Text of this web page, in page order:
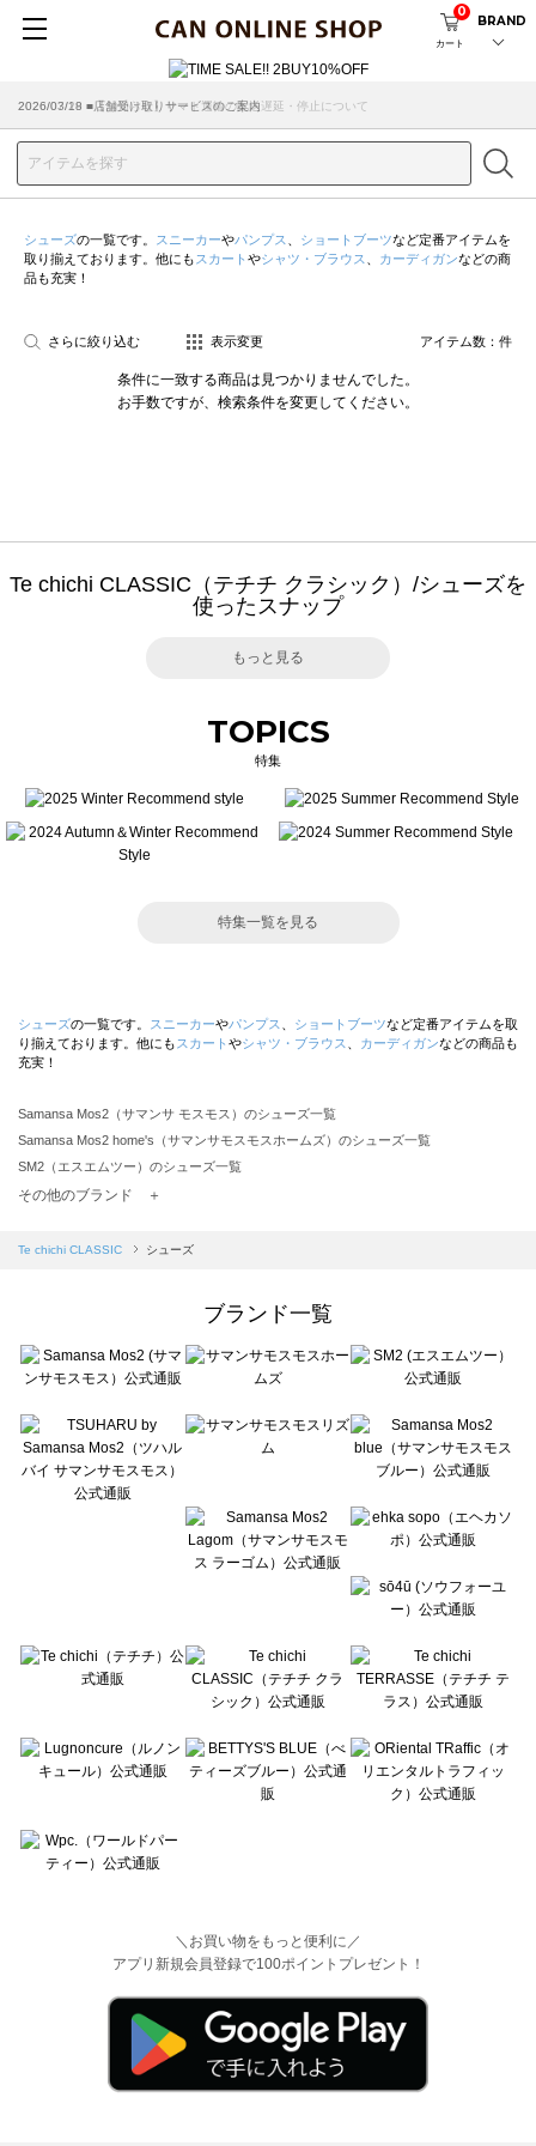
カート
0
BRAND
2026/07/29 ■【お知らせ】ヤマト運輸の配送遅延・停止について
2026/03/18 ■店舗受け取りサービスのご案内
シューズの一覧です。 スニーカーやパンプス ショートブーツなど定番アイテムを
取り揃えております。他にも スカート やシャツ・ブラウス カーディガンなどの商
品も充実！
さらに絞り込む 表示変更 アイテム数： 件
条件に一致する商品は見つかりませんでした。
お手数ですが、検索条件を変更してください。
Te chichi CLASSIC（テチチ クラシック）/シューズを
使ったスナップ
もっと見る
TOPICS
特集
特集一覧を見る
シューズの一覧です。 スニーカーやパンプス ショートブーツなど定番アイテムを取
り揃えております。他にも スカート やシャツ・ブラウス カーディガンなどの商品も
充実！
Samansa Mos2（サマンサ モスモス）のシューズ一覧
Samansa Mos2 home's（サマンサモスモスホームズ）のシューズ一覧
SM2（エスエムツー）のシューズ一覧
TSUHARU by Samansa Mos2（ツハルバイサマンサモスモス）のシューズ一覧
Samansa Mos2 blue（サマンサモスモス ブルー）のシューズ一覧
sō4ū（ソウフォーユー）のシューズ一覧
Te chichi（テチチ）のシューズ一覧
Te chichi CLASSIC（テチチ クラシック）のシューズ一覧
Lugnoncure（ルノンキュール）のシューズ一覧
BETTY'S BLUE（べティーズブルー）のシューズ一覧
Wpc.（ワールドパーティー）のシューズ一覧
その他のブランド ＋
Te chichi CLASSIC シューズ
ブランド一覧
＼お買い物をもっと便利に／
アプリ新規会員登録で100ポイントプレゼント！